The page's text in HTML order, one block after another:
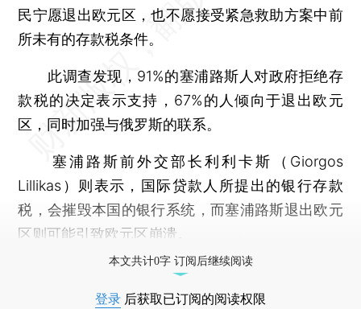
民宁愿退出欧元区，也不愿接受紧急救助方案中前
所未有的存款税条件。
此调查发现，91%的塞浦路斯人对政府拒绝存
款税的决定表示支持，67%的人倾向于退出欧元
区，同时加强与俄罗斯的联系。
塞浦路斯前外交部长利利卡斯（Giorgos
Lillikas）则表示，国际贷款人所提出的银行存款
税，会摧毁本国的银行系统，而塞浦路斯退出欧元
区则可能引致欧元区崩溃。
本文共计0字 订阅后继续阅读
登录 后获取已订阅的阅读权限